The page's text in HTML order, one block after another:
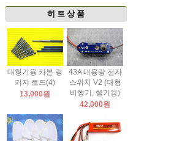
히 트 상 품
대형기용 카본 링
키지 로드(4)
13,000원
43A 대용량 전자
스위치 V2 (대형
비행기, 헬기용)
42,000원